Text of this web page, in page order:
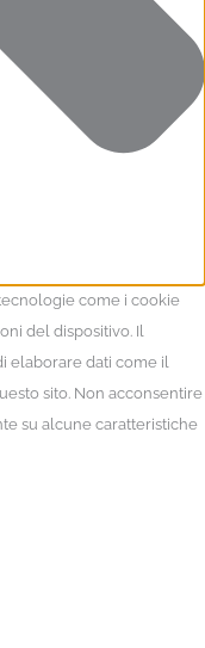
come i cookie
del dispositivo. Il
elaborare dati come il
sito. Non acconsentire
su alcune caratteristiche